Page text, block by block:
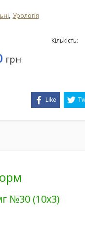
, Урологія
грн
Кількість:
Like
№30 (10х3)